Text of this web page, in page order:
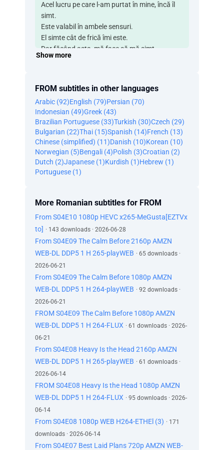
Acel lucru pe care l-am purtat în mine, încă îl
simt.
Este valabil în ambele sensuri.
El simte cât de frică îmi este.
Dar făcând asta, mă face să mă simt
puternică.
A venit cu o mașină, la fel ca noi toți.
Dar el nu era ca noi.
Când am găsit-o pe mama lângă copacul cu
sticle, l-am văzut.
O mânca.
Oh, Doamne. Oh, Doamne.
Nu-mi pot imagina ce înseamnă asta pentru
ea.
Unde doare?
M-am rănit la braț.
Acesta ar putea fi de fapt un manual de
La naiba! Nu a funcționat, la naiba!
Trebuie să găsesc Lacul Lacrimilor.
Tata mi-a spus că e aici.
Poate că odată ce-l găsesc, îl poate face mai
bun.
Mamă?
Îți spun eu, astea sunt cadavre.
Ar trebui să-i tragem înăuntru.
Ești nebun?
Ceva plutește din fundul lacului Nightmare
Puteți conduce lucrurile
înapoi la Colony House, dar toți avem un
cuvânt de spus aici.
Uite, noi trebuie să dormim aici la noapte.
Chiar dacă am pleca alergând chiar acum,
nu vom mai ajunge înapoi în oraș înainte să se
Show more
FROM subtitles in other languages
Arabic (92)English (79)Persian (70)
Indonesian (49)Greek (43)
Brazilian Portuguese (33)Turkish (30)Czech (29)
Bulgarian (22)Thai (15)Spanish (14)French (13)
Chinese (simplified) (11)Danish (10)Korean (10)
Norwegian (5)Bengali (4)Polish (3)Croatian (2)
Dutch (2)Japanese (1)Kurdish (1)Hebrew (1)
Portuguese (1)
More Romanian subtitles for FROM
From S04E10 1080p HEVC x265-MeGusta[EZTVx
to] · 143 downloads · 2026-06-28
From S04E09 The Calm Before 2160p AMZN
WEB-DL DDP5 1 H 265-playWEB · 65 downloads ·
2026-06-21
From S04E09 The Calm Before 1080p AMZN
WEB-DL DDP5 1 H 264-playWEB · 92 downloads ·
2026-06-21
FROM S04E09 The Calm Before 1080p AMZN
WEB-DL DDP5 1 H 264-FLUX · 61 downloads · 2026-
06-21
From S04E08 Heavy Is the Head 2160p AMZN
WEB-DL DDP5 1 H 265-playWEB · 61 downloads ·
2026-06-14
FROM S04E08 Heavy Is the Head 1080p AMZN
WEB-DL DDP5 1 H 264-FLUX · 95 downloads · 2026-
06-14
From S04E08 1080p WEB H264-ETHEl (3) · 171
downloads · 2026-06-14
From S04E07 Best Laid Plans 720p AMZN WEB-